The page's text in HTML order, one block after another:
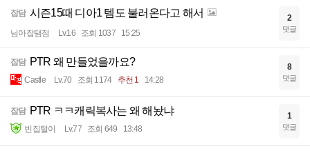
잡담 시즌15때 디아1 템도 불러온다고 해서
님아잡탬점 Lv.16 조회 1037 15:25
2
댓글
잡담 PTR 왜 만들었을까요?
Castle Lv.70 조회 1174 추천 1 14:28
8
댓글
잡담 PTR ㅋㅋ캐릭복사는 왜 해놨냐
빈집털이 Lv.77 조회 649 13:48
1
댓글